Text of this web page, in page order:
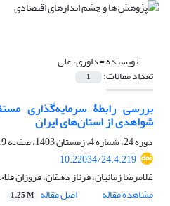
نویسنده =داوری، علی
تعداد مقالات: 1
بررسی رابطۀ سرمایه‌گذاری
شواهدی از استان‌های ایران
دوره 24، شماره 4، زمستان 1403، صفحه
10.22034/24.4.219
غلامرضا زمانیان، فرناز دهقان، فروزان
مشاهده مقاله
اصل مقاله 1.25 M